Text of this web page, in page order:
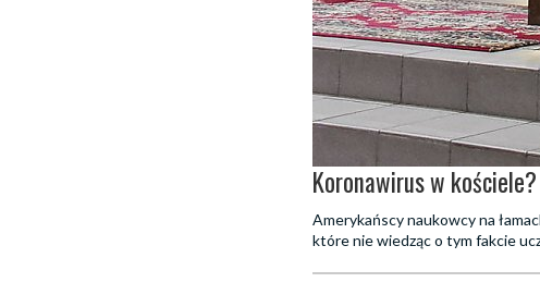
Koronawirus w
Amerykańscy naukowcy na
które nie wiedząc o tym fakcie